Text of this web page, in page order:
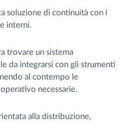
soluzione di continuità con i
interni.
trovare un sistema
da integrarsi con gli strumenti
al contempo le
necessarie.
alla distribuzione,